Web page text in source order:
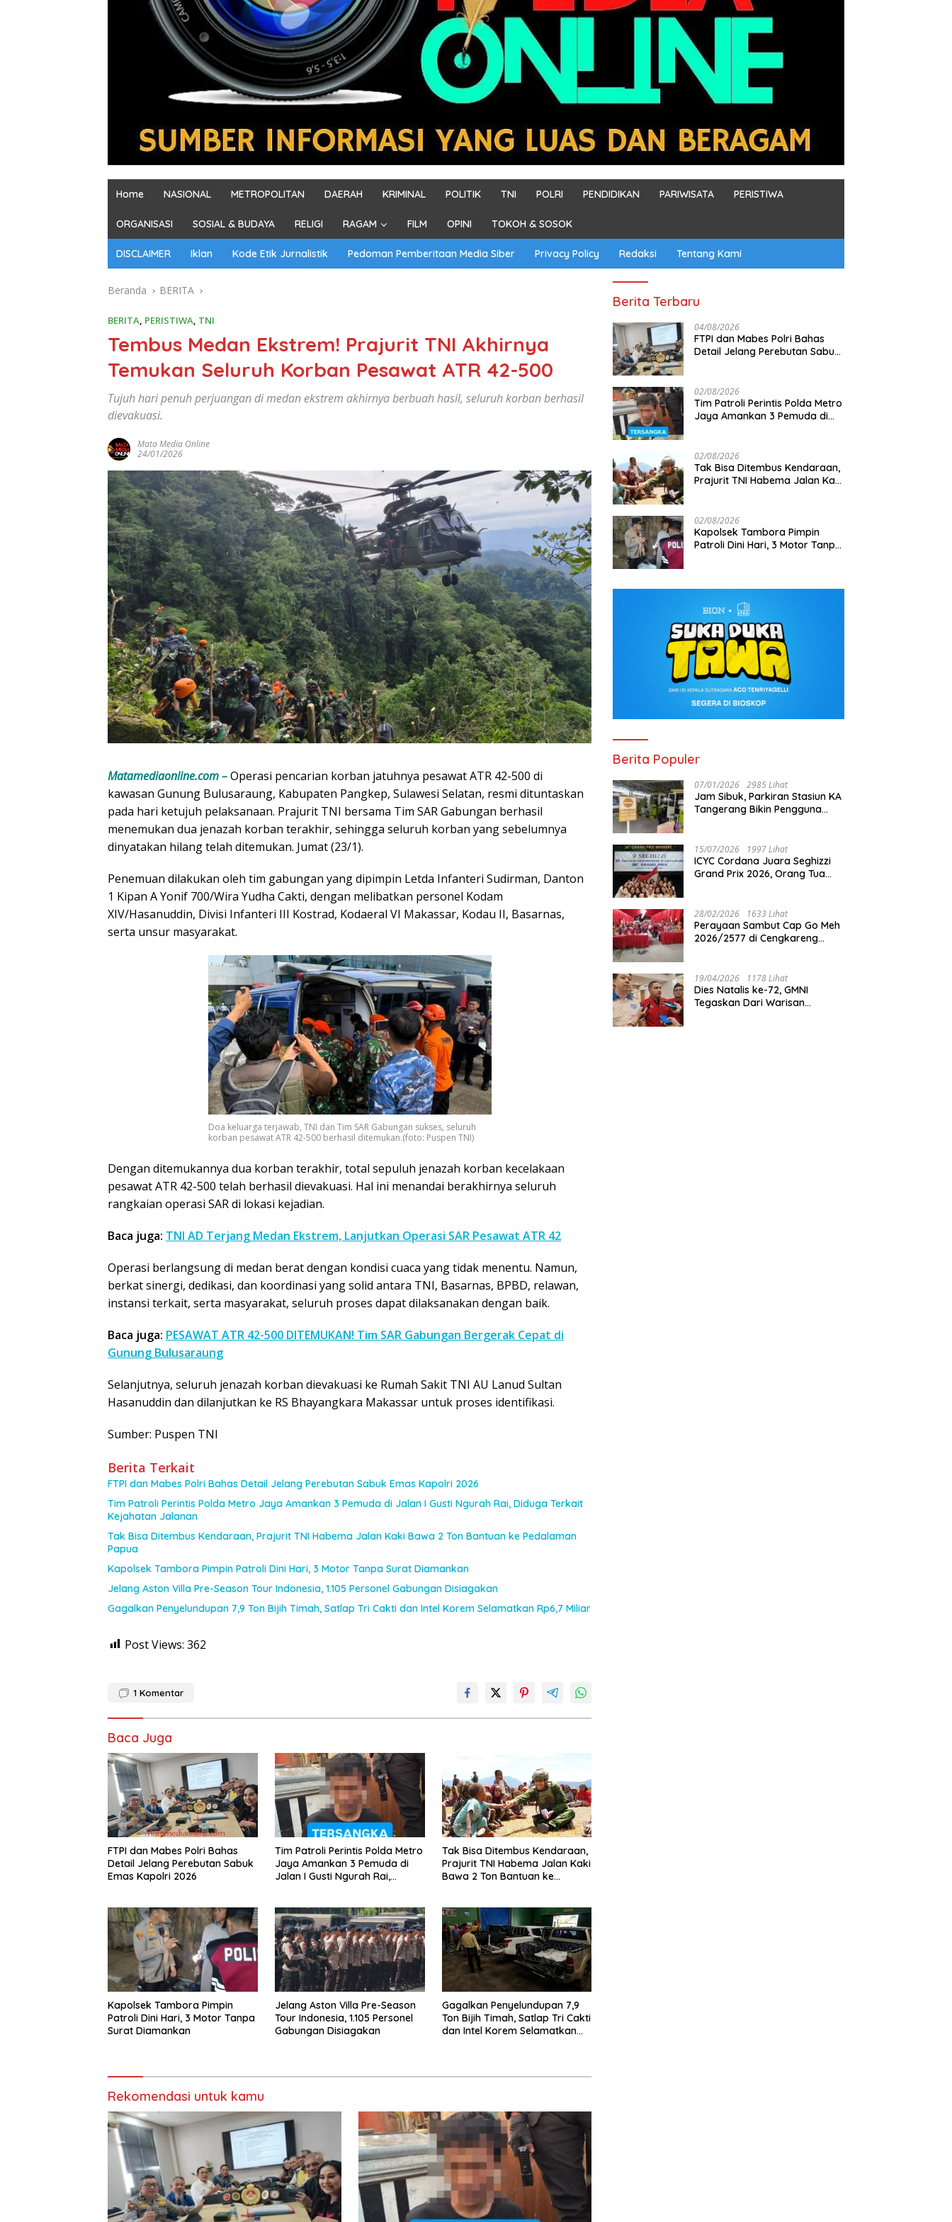
Home NASIONAL METROPOLITAN DAERAH KRIMINAL POLITIK TNI POLRI PENDIDIKAN PARIWISATA PERISTIWA
ORGANISASI SOSIAL & BUDAYA RELIGI RAGAM FILM OPINI TOKOH & SOSOK
DISCLAIMER Iklan Kode Etik Jurnalistik Pedoman Pemberitaan Media Siber Privacy Policy Redaksi Tentang Kami
Beranda BERITA
BERITA, PERISTIWA, TNI
Tembus Medan Ekstrem! Prajurit TNI Akhirnya
Temukan Seluruh Korban Pesawat ATR 42-500
Tujuh hari penuh perjuangan di medan ekstrem akhirnya berbuah hasil, seluruh korban berhasil
dievakuasi.
Mata Media Online
24/01/2026
Matamediaonline.com –Operasi pencarian korban jatuhnya pesawat ATR 42-500 di
kawasan Gunung Bulusaraung, Kabupaten Pangkep, Sulawesi Selatan, resmi dituntaskan
pada hari ketujuh pelaksanaan. Prajurit TNI bersama Tim SAR Gabungan berhasil
menemukan dua jenazah korban terakhir, sehingga seluruh korban yang sebelumnya
dinyatakan hilang telah ditemukan. Jumat (23/1).
Penemuan dilakukan oleh tim gabungan yang dipimpin Letda Infanteri Sudirman, Danton
1 Kipan A Yonif 700/Wira Yudha Cakti, dengan melibatkan personel Kodam
XIV/Hasanuddin, Divisi Infanteri III Kostrad, Kodaeral VI Makassar, Kodau II, Basarnas,
serta unsur masyarakat.
Doa keluarga terjawab, TNI dan Tim SAR Gabungan sukses, seluruh
korban pesawat ATR 42-500 berhasil ditemukan.(foto: Puspen TNI)
Dengan ditemukannya dua korban terakhir, total sepuluh jenazah korban kecelakaan
pesawat ATR 42-500 telah berhasil dievakuasi. Hal ini menandai berakhirnya seluruh
rangkaian operasi SAR di lokasi kejadian.
Baca juga: TNI AD Terjang Medan Ekstrem, Lanjutkan Operasi SAR Pesawat ATR 42
Operasi berlangsung di medan berat dengan kondisi cuaca yang tidak menentu. Namun,
berkat sinergi, dedikasi, dan koordinasi yang solid antara TNI, Basarnas, BPBD, relawan,
instansi terkait, serta masyarakat, seluruh proses dapat dilaksanakan dengan baik.
Baca juga: PESAWAT ATR 42-500 DITEMUKAN! Tim SAR Gabungan Bergerak Cepat di
Gunung Bulusaraung
Selanjutnya, seluruh jenazah korban dievakuasi ke Rumah Sakit TNI AU Lanud Sultan
Hasanuddin dan dilanjutkan ke RS Bhayangkara Makassar untuk proses identifikasi.
Sumber: Puspen TNI
Berita Terkait
FTPI dan Mabes Polri Bahas Detail Jelang Perebutan Sabuk Emas Kapolri 2026
Tim Patroli Perintis Polda Metro Jaya Amankan 3 Pemuda di Jalan I Gusti Ngurah Rai, Diduga Terkait
Kejahatan Jalanan
Tak Bisa Ditembus Kendaraan, Prajurit TNI Habema Jalan Kaki Bawa 2 Ton Bantuan ke Pedalaman
Papua
Kapolsek Tambora Pimpin Patroli Dini Hari, 3 Motor Tanpa Surat Diamankan
Jelang Aston Villa Pre-Season Tour Indonesia, 1.105 Personel Gabungan Disiagakan
Gagalkan Penyelundupan 7,9 Ton Bijih Timah, Satlap Tri Cakti dan Intel Korem Selamatkan Rp6,7 Miliar
Post Views: 362
1 Komentar
Baca Juga
FTPI dan Mabes Polri Bahas
Detail Jelang Perebutan Sabuk
Emas Kapolri 2026
Tim Patroli Perintis Polda Metro
Jaya Amankan 3 Pemuda di
Jalan I Gusti Ngurah Rai,
Tak Bisa Ditembus Kendaraan,
Prajurit TNI Habema Jalan Kaki
Bawa 2 Ton Bantuan ke
Kapolsek Tambora Pimpin
Patroli Dini Hari, 3 Motor Tanpa
Surat Diamankan
Jelang Aston Villa Pre-Season
Tour Indonesia, 1.105 Personel
Gabungan Disiagakan
Gagalkan Penyelundupan 7,9
Ton Bijih Timah, Satlap Tri Cakti
dan Intel Korem Selamatkan
Rekomendasi untuk kamu
Berita Terbaru
04/08/2026
FTPI dan Mabes Polri Bahas
Detail Jelang Perebutan Sabuk
02/08/2026
Tim Patroli Perintis Polda Metro
Jaya Amankan 3 Pemuda di
Jalanan
02/08/2026
Tak Bisa Ditembus Kendaraan,
Prajurit TNI Habema Jalan Kaki
02/08/2026
Kapolsek Tambora Pimpin
Patroli Dini Hari, 3 Motor Tanpa
Berita Populer
07/01/2026 2985 Lihat
Jam Sibuk, Parkiran Stasiun KA
Tangerang Bikin Pengguna
15/07/2026 1997 Lihat
ICYC Cordana Juara Seghizzi
Grand Prix 2026, Orang Tua
Indonesia
28/02/2026 1633 Lihat
Perayaan Sambut Cap Go Meh
2026/2577 di Cengkareng
Harmoni
19/04/2026 1178 Lihat
Dies Natalis ke-72, GMNI
Tegaskan Dari Warisan